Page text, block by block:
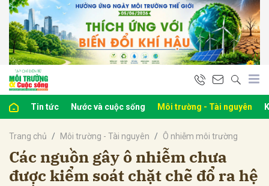
Tin tức Nước và cuộc sống Môi trường - Tài nguyên
Trang chủ Môi trường - Tài nguyên Ô nhiễm môi trường
Các nguồn gây ô nhiễm chưa
được kiểm soát chặt chẽ đổ ra hệ
luận